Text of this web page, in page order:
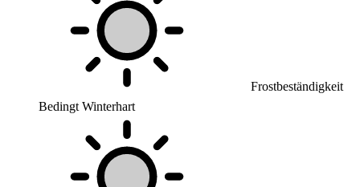
Frostbeständigkeit
Bedingt Winterhart